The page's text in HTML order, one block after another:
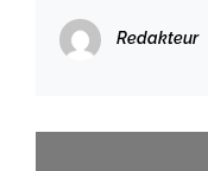
Redakteur